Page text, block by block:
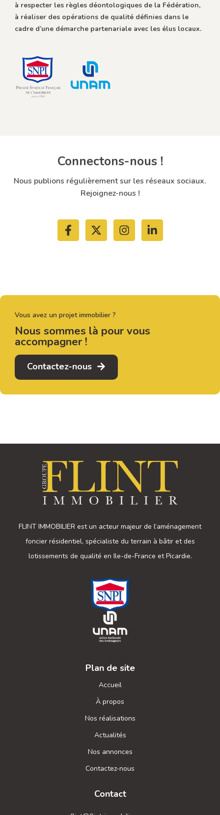
à respecter les règles déontologiques de la Fédération,
à réaliser des opérations de qualité définies dans le
cadre d’une démarche partenariale avec les élus locaux.
Connectons-nous !
Nous publions régulièrement sur les réseaux sociaux.
Rejoignez-nous !
Vous avez un projet immobilier ?
Nous sommes là pour vous
accompagner !
Contactez-nous
FLINT IMMOBILIER est un acteur majeur de l’aménagement
foncier résidentiel, spécialiste du terrain à bâtir et des
lotissements de qualité en Ile-de-France et Picardie.
Plan de site
Accueil
À propos
Nos réalisations
Actualités
Nos annonces
Contactez-nous
Contact